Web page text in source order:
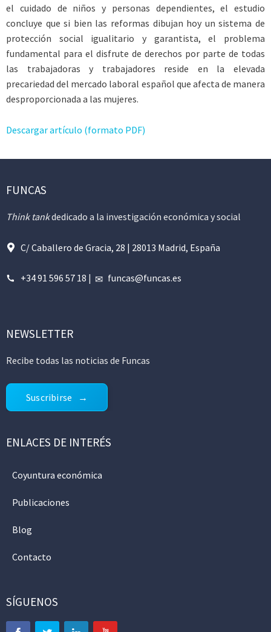
el cuidado de niños y personas dependientes, el estudio
concluye que si bien las reformas dibujan hoy un sistema de
protección social igualitario y garantista, el problema
fundamental para el disfrute de derechos por parte de todas
las trabajadoras y trabajadores reside en la elevada
precariedad del mercado laboral español que afecta de manera
desproporcionada a las mujeres.
Descargar artículo (formato PDF)
FUNCAS
Think tankdedicado a la investigación económica y social
C/ Caballero de Gracia, 28 | 28013 Madrid, España
+34 91 596 57 18 | funcas@funcas.es
NEWSLETTER
Recibe todas las noticias de Funcas
Suscribirse
ENLACES DE INTERÉS
Coyuntura económica
Publicaciones
Blog
Contacto
SÍGUENOS